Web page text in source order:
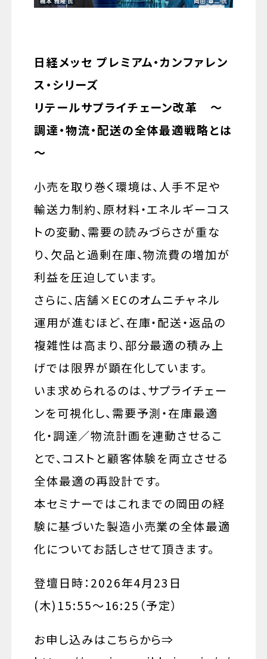
日経メッセ プレミアム・カンファレン
ス・シリーズ
リテールサプライチェーン改革 ～
調達・物流・配送の全体最適戦略とは
～
小売を取り巻く環境は、人手不足や
輸送力制約、原材料・エネルギーコス
トの変動、需要の読みづらさが重な
り、欠品と過剰在庫、物流費の増加が
利益を圧迫しています。
さらに、店舗×ECのオムニチャネル
運用が進むほど、在庫・配送・返品の
複雑性は高まり、部分最適の積み上
げでは限界が顕在化しています。
いま求められるのは、サプライチェー
ンを可視化し、需要予測・在庫最適
化・調達／物流計画を連動させるこ
とで、コストと顧客体験を両立させる
全体最適の再設計です。
本セミナーではこれまでの岡田の経
験に基づいた製造小売業の全体最適
化についてお話しさせて頂きます。
登壇日時：2026年4月23日
(木)15:55〜16:25（予定）
お申し込みはこちらから⇒